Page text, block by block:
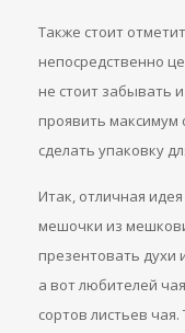
Также стоит
непосредственно
не стоит забывать
проявить максимум
сделать упаковку
Итак, отличная
мешочки из
презентовать духи
а вот любителей
сортов листьев